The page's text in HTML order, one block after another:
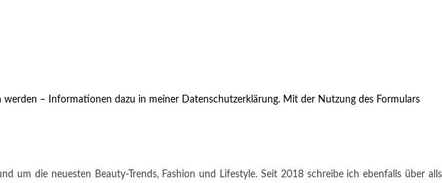
– Informationen dazu in meiner Datenschutzerklärung. Mit der Nutzung des Formulars
um die neuesten Beauty-Trends, Fashion und Lifestyle. Seit 2018 schreibe ich ebenfalls über alls